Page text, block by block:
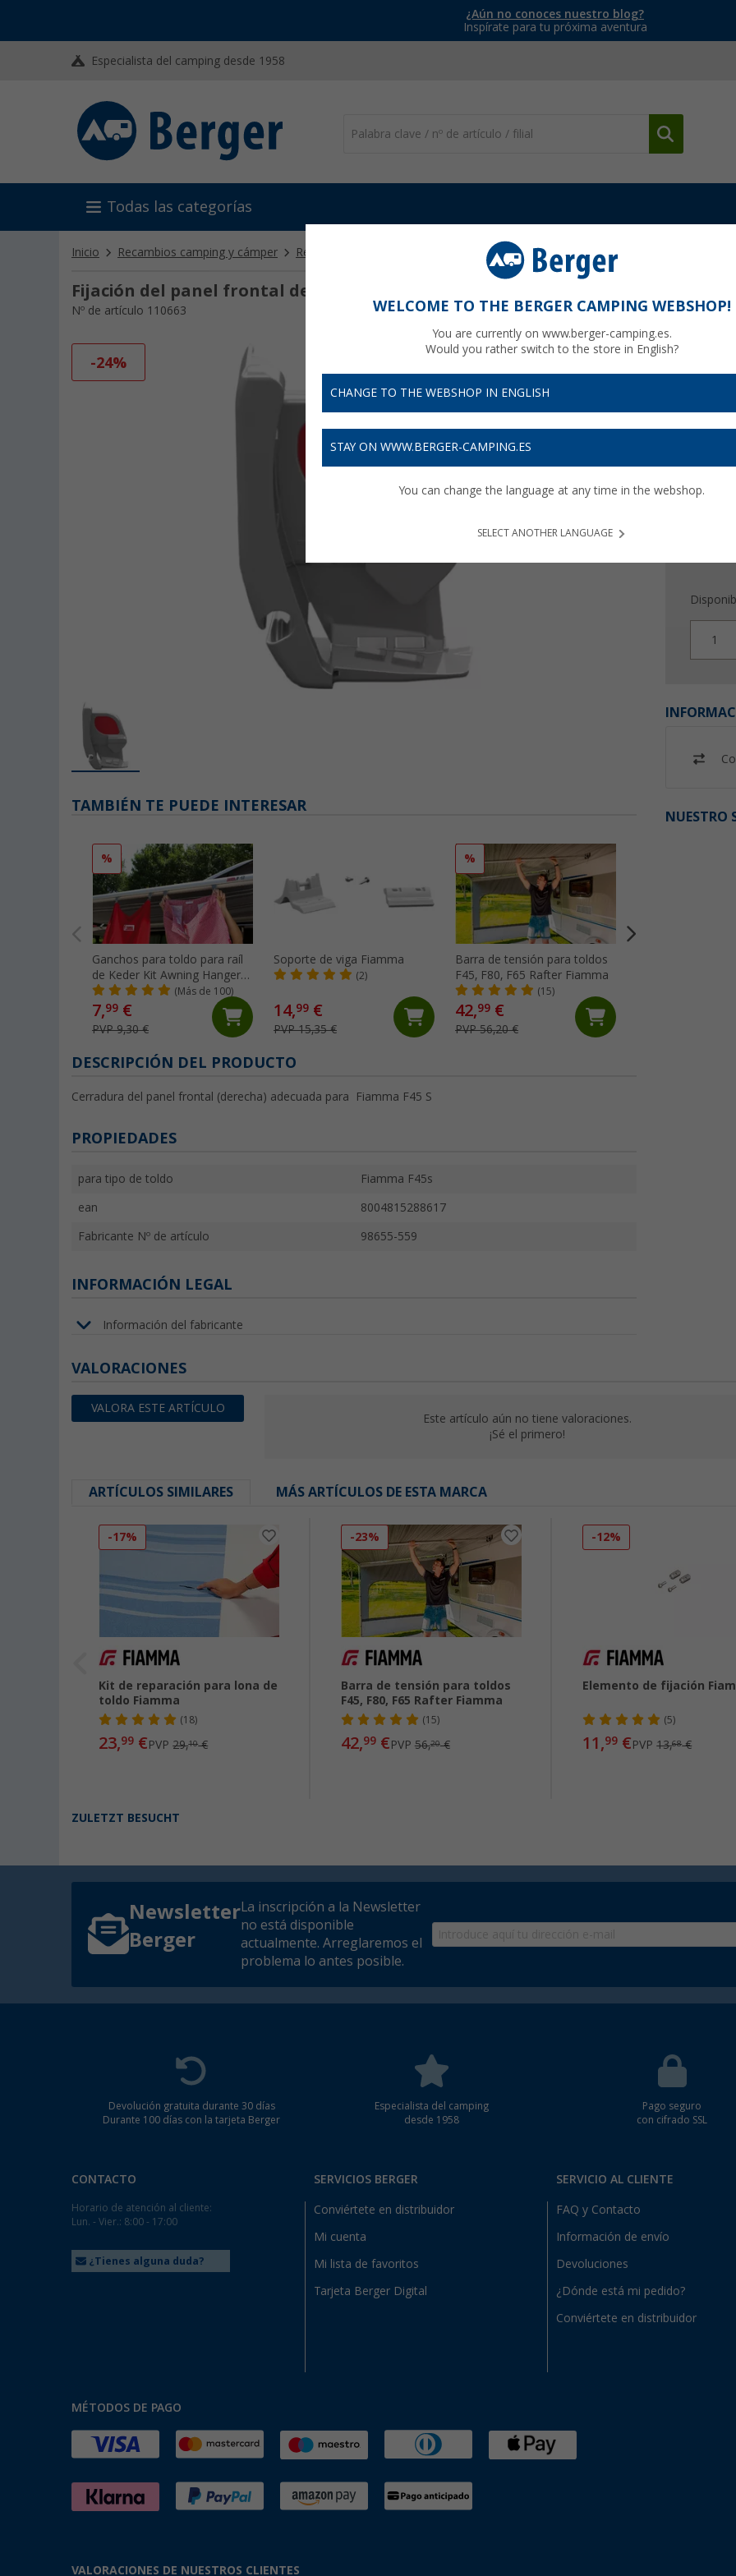
¿Aún no conoces nuestro blog?
Inspírate para tu próxima aventura
Especialista del camping desde 1958
Todas las categorías
Inicio Recambios camping y cámper Recambios Fiamma Recambios Toldos Fiamma Fijación del panel frontal de
Fijación del panel frontal de Fiamma (derecha)
Nº de artículo 110663
-24%
1
NUESTRO
TAMBIÉN TE PUEDE INTERESAR
%
Ganchos para toldo para raíl
de Keder Kit Awning Hangers
Fiamma
(Más de 100)
7,99 €
PVP 9,30 €
Soporte de viga Fiamma
(2)
14,99 €
PVP 15,35 €
%
Barra de tensión para toldos
F45, F80, F65 Rafter Fiamma
(15)
42,99 €
PVP 56,20 €
DESCRIPCIÓN DEL PRODUCTO
Cerradura del panel frontal (derecha) adecuada para Fiamma F45 S
PROPIEDADES
para tipo de toldo Fiamma F45s
ean 8004815288617
Fabricante Nº de artículo 98655-559
INFORMACIÓN LEGAL
Información del fabricante
VALORACIONES
VALORA ESTE ARTÍCULO
Este artículo aún no tiene valoraciones.
¡Sé el primero!
ARTÍCULOS SIMILARES MÁS ARTÍCULOS DE ESTA MARCA
-17%
Kit de reparación para lona de
toldo Fiamma
(18)
23,99 €PVP29,10€
-23%
Barra de tensión para toldos
F45, F80, F65 Rafter Fiamma
(15)
42,99€PVP 56,20€
-12%
Elemento de fijación
(5)
11,99 €PVP13,68€
ZULETZT BESUCHT
Newsletter
Berger
La inscripción a la Newsletter
no está disponible
actualmente. Arreglaremos el
problema lo antes posible.
Devolución gratuita durante 30 días
Durante 100 días con la tarjeta Berger
Especialista del camping
desde 1958
Pago seguro
con cifrado SSL
CONTACTO
Horario de atención al cliente:
Lun. - Vier.: 8:00 - 17:00
¿Tienes alguna duda?
SERVICIOS BERGER
Conviértete en distribuidor
Mi cuenta
Mi lista de favoritos
Tarjeta Berger Digital
SERVICIO AL CLIENTE
FAQ y Contacto
Información de envío
Devoluciones
¿Dónde está mi pedido?
Conviértete en distribuidor
MÉTODOS DE PAGO
VALORACIONES DE NUESTROS CLIENTES
WELCOME TO THE BERGER CAMPING WEBSHOP!
You are currently on www.berger-camping.es.
Would you rather switch to the store in English?
CHANGE TO THE WEBSHOP IN ENGLISH
STAY ON WWW.BERGER-CAMPING.ES
You can change the language at any time in the webshop.
SELECT ANOTHER LANGUAGE